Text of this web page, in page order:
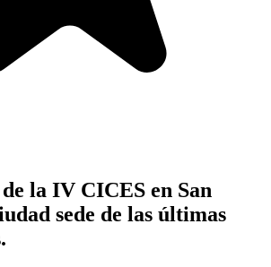
la IV CICES en San
sede de las últimas